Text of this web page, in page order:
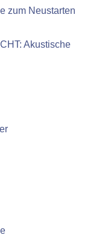
zum Neustarten
Akustische